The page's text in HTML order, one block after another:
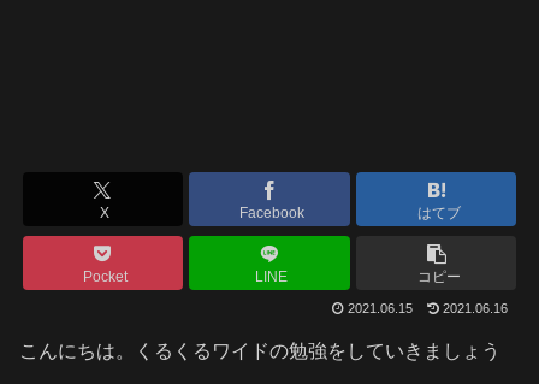
X Facebook はてブ
Pocket LINE コピー
2021.06.15 2021.06.16
こんにちは。くるくるワイドの勉強をしていきましょう